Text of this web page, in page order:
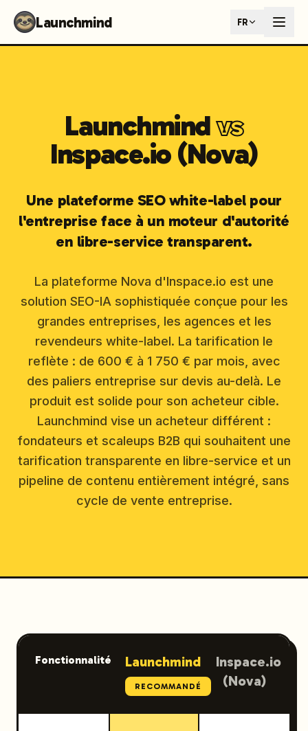
Launchmind - AI SEO Content Generator for Google &
AI-powered SEO articles that rank in both Google and AI
How It Works
Fixed monthly plans, no hourly rates. First article live
Follow Launchmind on X (Twitter) Connect with
Launchmind FR
Launchmindvs
Inspace.io (Nova)
Une plateforme SEO white-label pour
l'entreprise face à un moteur d'autorité
en libre-service transparent.
La plateforme Nova d'Inspace.io est une
solution SEO-IA sophistiquée conçue pour les
grandes entreprises, les agences et les
revendeurs white-label. La tarification le
reflète : de 600 € à 1 750 € par mois, avec
des paliers entreprise sur devis au-delà. Le
produit est solide pour son acheteur cible.
Launchmind vise un acheteur différent :
fondateurs et scaleups B2B qui souhaitent une
tarification transparente en libre-service et un
pipeline de contenu entièrement intégré, sans
cycle de vente entreprise.
Fonctionnalité Launchmind
RECOMMANDÉ
Inspace.io
(Nova)